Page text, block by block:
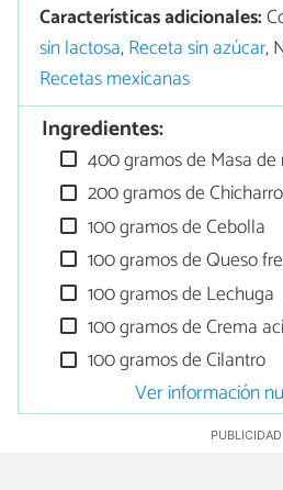
Características adicionales:
sin lactosa,Receta sin azúcar,
Recetas mexicanas
Ingredientes:
400 gramos de Masa de
200 gramos de
100 gramos de Cebolla
100 gramos de Queso
100 gramos de Lechuga
100 gramos de Crema
100 gramos de Cilantro
Ver información